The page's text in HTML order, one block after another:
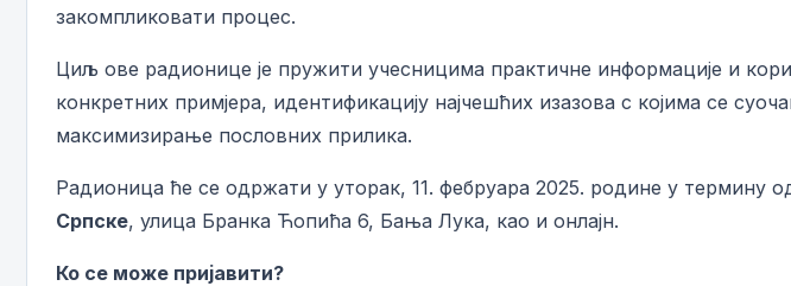
закомпликовати процес.
Циљ ове радионице је пружити учесницима практичне информације и
конкретних примјера, идентификацију најчешћих изазова с којима се
максимизирање пословних прилика.
Радионица ће се одржати у уторак, 11. фебруара 2025. родине у термину
Српске, улица Бранка Ћопића 6, Бања Лука, као и онлајн.
Ко се може пријавити?